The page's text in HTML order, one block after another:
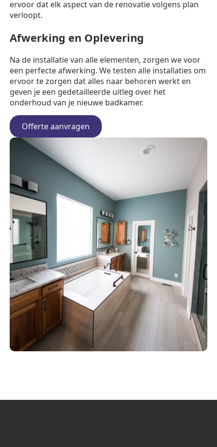
ervoor dat elk aspect van de renovatie volgens plan
verloopt.
Afwerking en Oplevering
Na de installatie van alle elementen, zorgen we voor
een perfecte afwerking. We testen alle installaties om
ervoor te zorgen dat alles naar behoren werkt en
geven je een gedetailleerde uitleg over het
onderhoud van je nieuwe badkamer.
Offerte aanvragen